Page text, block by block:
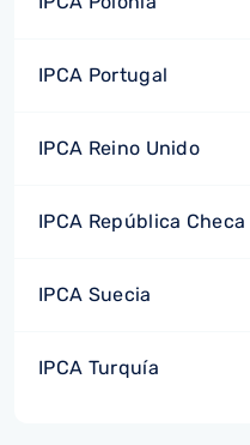
IPCA Portugal
IPCA Reino Unido
IPCA República Checa
IPCA Suecia
IPCA Turquía